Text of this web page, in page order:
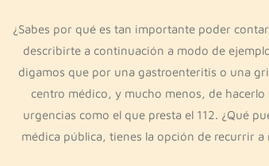
¿Sabes por qué es tan importante poder
describirte a continuación a modo de
digamos que por una gastroenteritis o una
centro médico, y mucho menos, de
urgencias como el que presta el 112. ¿Qué
médica pública, tienes la opción de recurrir